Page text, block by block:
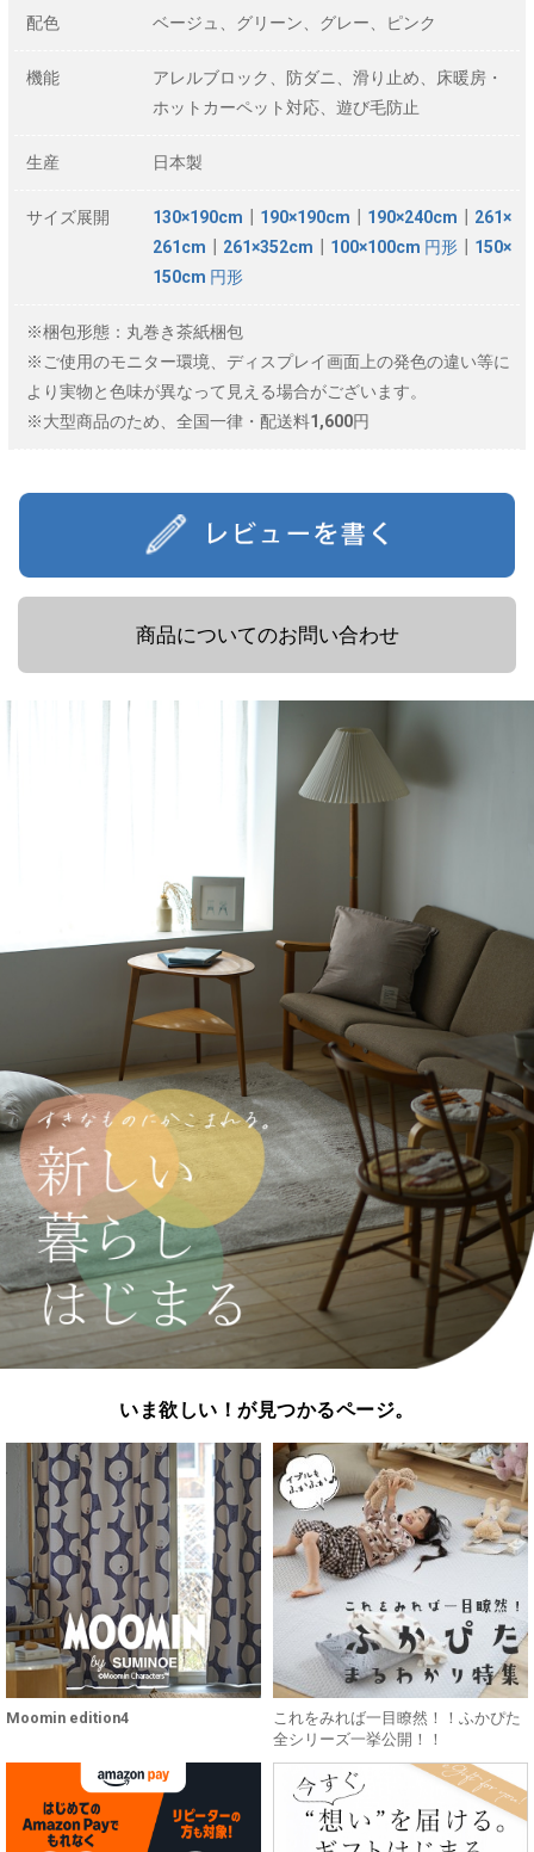
配色 ベージュ、グリーン、グレー、ピンク
機能
アレルブロック、防ダニ、滑り止め、床暖房・
ホットカーペット対応、遊び毛防止
生産 日本製
サイズ展開 130×190cm 190×190cm 190×240cm
261×
261cm
261×352cm 100×100cm 円形
150×
150cm 円形
※梱包形態：丸巻き茶紙梱包
※ご使用のモニター環境、ディスプレイ画面上の発色の違い等に
より実物と色味が異なって見える場合がございます。
※大型商品のため、全国一律・配送料1,600円
商品についてのお問い合わせ
いま欲しい！が見つかるページ。
Moomin edition4
これをみれば一目瞭然！！ふかぴた
全シリーズ一挙公開！！